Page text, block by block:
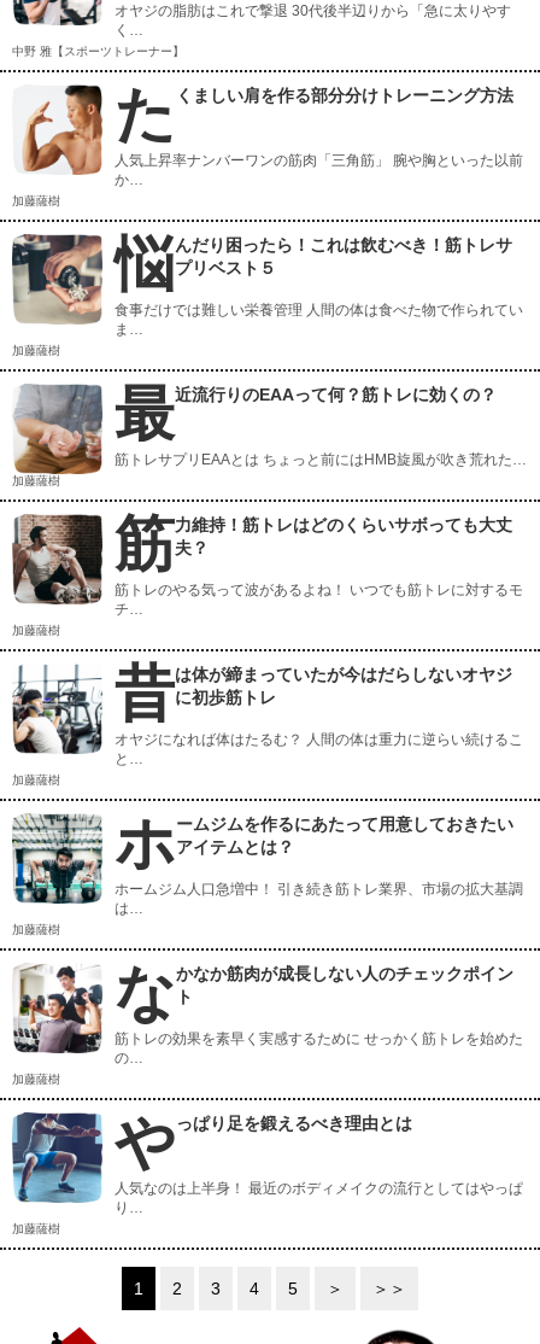
オヤジの脂肪はこれで撃退 30代後半辺りから「急に太りやす
く…
中野 雅【スポーツトレーナー】
た くましい肩を作る部分分けトレーニング方法
人気上昇率ナンバーワンの筋肉「三角筋」 腕や胸といった以前
か…
加藤薩樹
悩んだり困ったら！これは飲むべき！筋トレサ
プリベスト５
食事だけでは難しい栄養管理 人間の体は食べた物で作られてい
ま…
加藤薩樹
最近流行りのEAAって何？筋トレに効くの？
筋トレサプリEAAとは ちょっと前にはHMB旋風が吹き荒れた…
加藤薩樹
筋力維持！筋トレはどのくらいサボっても大丈
夫？
筋トレのやる気って波があるよね！ いつでも筋トレに対するモ
チ…
加藤薩樹
昔は体が締まっていたが今はだらしないオヤジ
に初歩筋トレ
オヤジになれば体はたるむ？ 人間の体は重力に逆らい続けるこ
と…
加藤薩樹
ホームジムを作るにあたって用意しておきたい
アイテムとは？
ホームジム人口急増中！ 引き続き筋トレ業界、市場の拡大基調
は…
加藤薩樹
なかなか筋肉が成長しない人のチェックポイン
ト
筋トレの効果を素早く実感するために せっかく筋トレを始めた
の…
加藤薩樹
やっぱり足を鍛えるべき理由とは
人気なのは上半身！ 最近のボディメイクの流行としてはやっぱ
り…
加藤薩樹
1 2 3 4 5 ＞ ＞＞